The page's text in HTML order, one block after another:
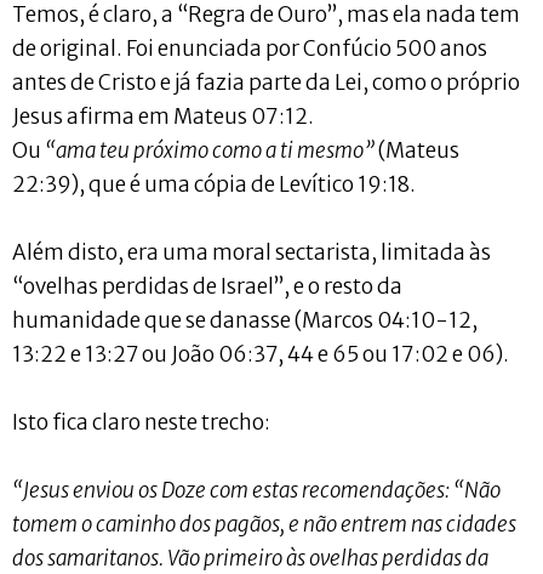
Temos, é claro, a “Regra de Ouro”, mas ela nada tem
de original. Foi enunciada por Confúcio 500 anos
antes de Cristo e já fazia parte da Lei, como o próprio
Jesus afirma em Mateus 07:12.
Ou “ama teu próximo como a ti mesmo”(Mateus
22:39), que é uma cópia de Levítico 19:18.
Além disto, era uma moral sectarista, limitada às
“ovelhas perdidas de Israel”, e o resto da
humanidade que se danasse (Marcos 04:10-12,
13:22 e 13:27 ou João 06:37, 44 e 65 ou 17:02 e 06).
Isto fica claro neste trecho:
“Jesus enviou os Doze com estas recomendações: “Não
tomem o caminho dos pagãos, e não entrem nas cidades
dos samaritanos. Vão primeiro às ovelhas perdidas da